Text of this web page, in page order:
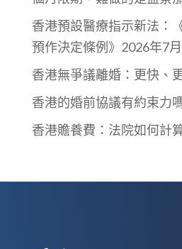
香港預設醫療指示新法：
預作決定條例》2026年7
香港無爭議離婚：更快、
香港的婚前協議有約束力
香港贍養費：法院如何計